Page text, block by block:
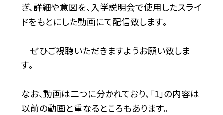
ぎ、詳細や意図を、入学説明会で使用したスライ
ドをもとにした動画にて配信致します。
ぜひご視聴いただきますようお願い致しま
す。
なお、動画は二つに分かれており、「1」の内容は
以前の動画と重なるところもあります。